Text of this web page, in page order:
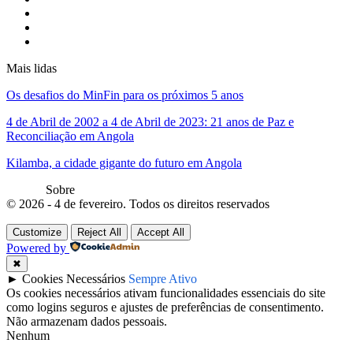
Mais lidas
Os desafios do MinFin para os próximos 5 anos
4 de Abril de 2002 a 4 de Abril de 2023: 21 anos de Paz e
Reconciliação em Angola
Kilamba, a cidade gigante do futuro em Angola
Sobre
© 2026 - 4 de fevereiro. Todos os direitos reservados
Customize Reject All Accept All
Powered by
✖
► Cookies Necessários Sempre Ativo
Os cookies necessários ativam funcionalidades essenciais do site
como logins seguros e ajustes de preferências de consentimento.
Não armazenam dados pessoais.
Nenhum